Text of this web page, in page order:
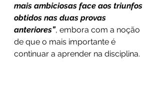
mais ambiciosas face aos triunfos
obtidos nas duas provas
anteriores”, embora com a noção
de que o mais importante é
continuar a aprender na disciplina.